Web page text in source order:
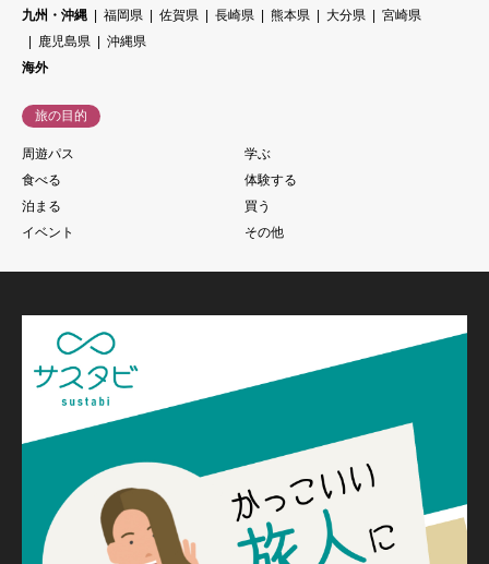
九州・沖縄
福岡県 佐賀県 長崎県 熊本県 大分県
宮崎県
鹿児島県
沖縄県
海外
旅の目的
周遊パス
学ぶ
食べる
体験する
泊まる
買う
イベント
その他